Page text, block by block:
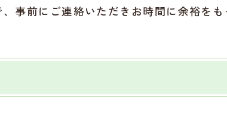
事前にご連絡いただきお時間に余裕をも